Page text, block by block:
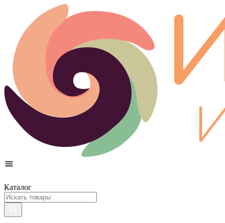
Каталог